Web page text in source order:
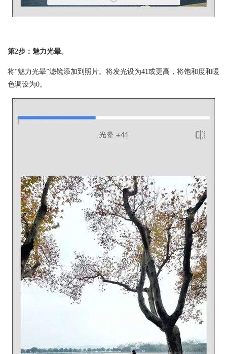
第2步：魅力光晕。
将“魅力光晕”滤镜添加到照片。将发光设为41或更高，将饱和度和暖
色调设为0。